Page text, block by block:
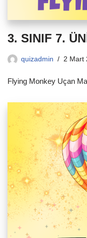
3. SINIF 7.
quizadmin 2 Mart
Flying Monkey Uçan